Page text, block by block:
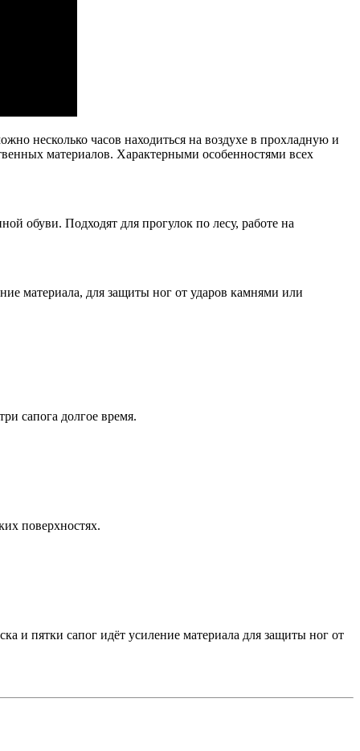
несколько часов находиться на воздухе в прохладную и
материалов. Характерными особенностями всех
обуви. Подходят для прогулок по лесу, работе на
материала, для защиты ног от ударов камнями или
сапога долгое время.
поверхностях.
и пятки сапог идёт усиление материала для защиты ног от